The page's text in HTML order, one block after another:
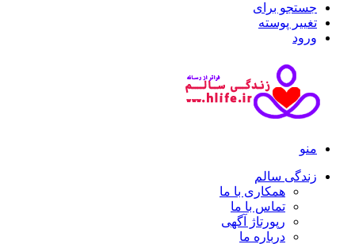
جستجو برای
تغییر پوسته
ورود
منو
زندگی سالم
همکاری با ما
تماس با ما
رپورتاژ آگهی
درباره ما